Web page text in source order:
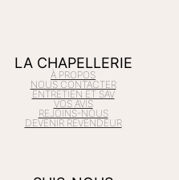
LA CHAPELLERIE
À PROPOS
NOUS CONTACTER
ENTRETIEN ET SAV
VOS AVIS
REJOINS-NOUS
DEVENIR REVENDEUR